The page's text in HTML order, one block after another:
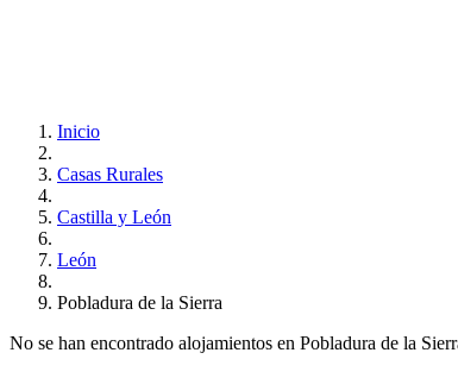
Inicio
Casas Rurales
Castilla y León
León
Pobladura de la Sierra
No se han encontrado alojamientos en Pobladura de la